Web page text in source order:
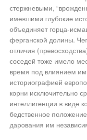
стержневыми,
имевшими глубокие
объединяет горца-
ферганской долины.
отличия
соседей тоже имело
время под влиянием
историографией
корни исключительно
интеллигенции в виде
бедственное
дарования им